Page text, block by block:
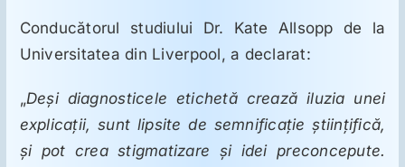
Conducătorul studiului Dr. Kate Allsopp de la
Universitatea din Liverpool, a declarat:
„Deși diagnosticele etichetă crează iluzia unei
explicații, sunt lipsite de semnificație științifică,
și pot crea stigmatizare și idei preconcepute.